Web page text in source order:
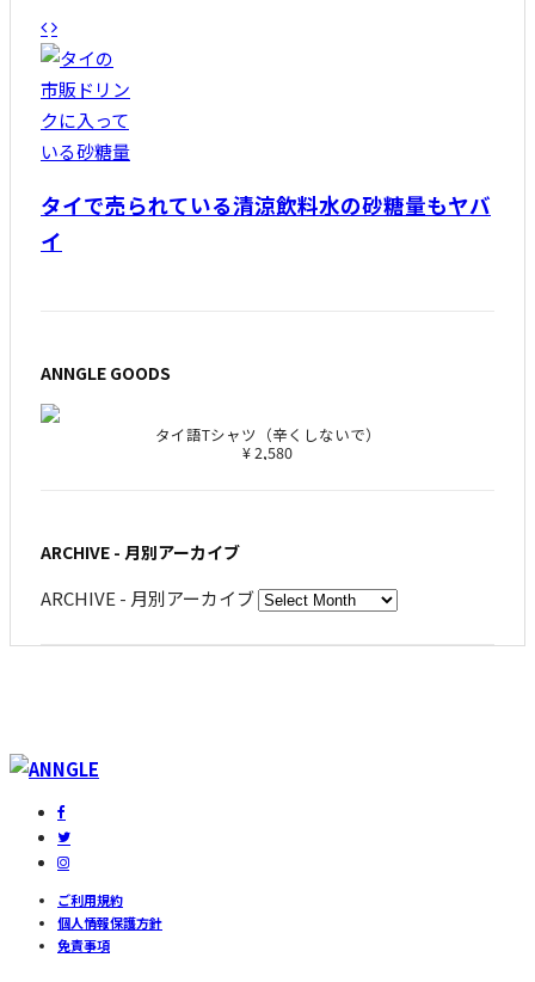
タイで売られている清涼飲料水の砂糖量もヤバ
イ
ANNGLE GOODS
タイ語Tシャツ（辛くしないで）
¥ 2,580
ARCHIVE - 月別アーカイブ
ARCHIVE - 月別アーカイブ
ご利用規約
個人情報保護方針
免責事項